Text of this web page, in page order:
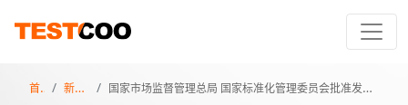
首页 新闻百科 国家市场监督管理总局 国家标准化管理委员会批准发布18项强制性国家标准的公告